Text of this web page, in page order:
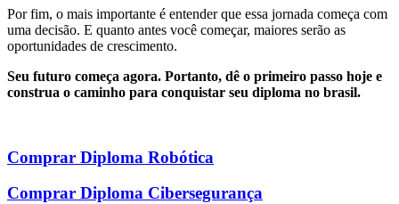
Por fim, o mais importante é entender que essa jornada começa com
uma decisão. E quanto antes você começar, maiores serão as
oportunidades de crescimento.
Seu futuro começa agora. Portanto, dê o primeiro passo hoje e
construa o caminho para conquistar seu diploma no brasil.
Comprar Diploma Robótica
Comprar Diploma Cibersegurança